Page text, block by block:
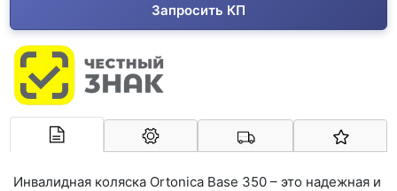
Запросить КП
Инвалидная коляска Ortonica Base 350 – это надежная и